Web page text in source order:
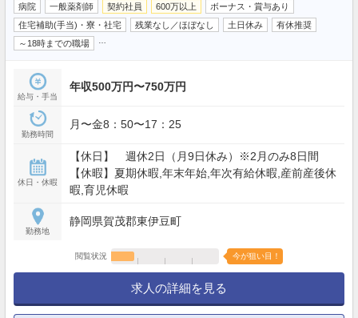
病院 一般薬剤師 契約社員 600万以上
ボーナス・賞与あり
住宅補助(手当)・寮・社宅
残業なし／ほぼなし 土日休み
有休推奨
～18時までの職場
給与・手当
年収500万円〜750万円
勤務時間
月〜金8：50〜17：25
休日・休暇
【休日】 週休2日（月9日休み）※2月のみ8日間
【休暇】夏期休暇,年末年始,年次有給休暇,産前産後休
暇,育児休暇
勤務地
静岡県賀茂郡東伊豆町
閲覧状況 今が狙い目！
求人の詳細を見る